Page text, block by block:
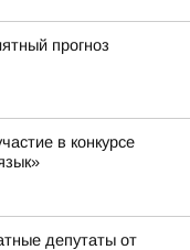
прогноз
в конкурсе
депутаты от